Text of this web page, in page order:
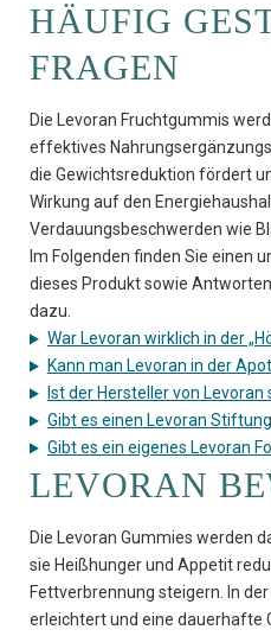
HÄUFIG
FRAGEN
Die Levoran Fruchtgummis
effektives
die Gewichtsreduktion fördert
Wirkung auf den
Verdauungsbeschwerden wie
Im Folgenden finden Sie einen
dieses Produkt sowie
dazu.
War Levoran wirklich in der
Kann man Levoran in der
Ist der Hersteller von
Gibt es einen Levoran
Gibt es ein eigenes Levoran
LEVORAN
Die Levoran Gummies werden
sie Heißhunger und Appetit
Fettverbrennung steigern. In
erleichtert und eine dauerhafte